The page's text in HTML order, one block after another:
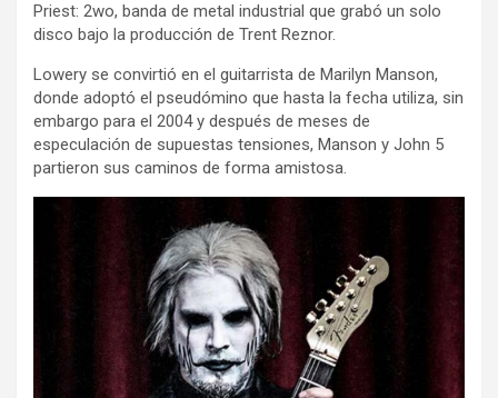
Priest: 2wo, banda de metal industrial que grabó un solo
disco bajo la producción de Trent Reznor.
Lowery se convirtió en el guitarrista de Marilyn Manson,
donde adoptó el pseudómino que hasta la fecha utiliza, sin
embargo para el 2004 y después de meses de
especulación de supuestas tensiones, Manson y John 5
partieron sus caminos de forma amistosa.